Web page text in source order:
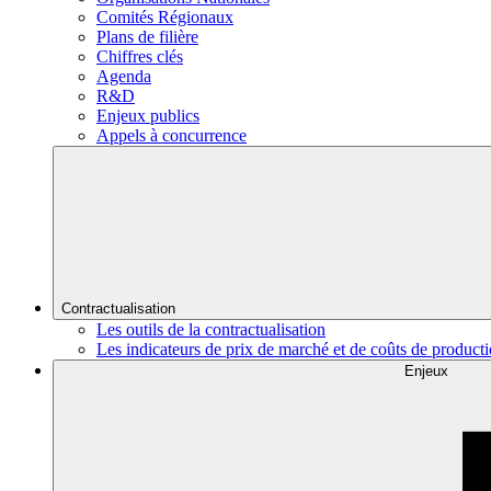
Comités Régionaux
Plans de filière
Chiffres clés
Agenda
R&D
Enjeux publics
Appels à concurrence
Contractualisation
Les outils de la contractualisation
Les indicateurs de prix de marché et de coûts de
Enjeux